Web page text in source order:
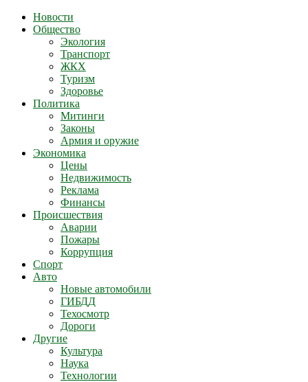
Новости
Общество
Экология
Транспорт
ЖКХ
Туризм
Здоровье
Политика
Митинги
Законы
Армия и оружие
Экономика
Цены
Недвижимость
Реклама
Финансы
Происшествия
Аварии
Пожары
Коррупция
Спорт
Авто
Новые автомобили
ГИБДД
Техосмотр
Дороги
Другие
Культура
Наука
Технологии